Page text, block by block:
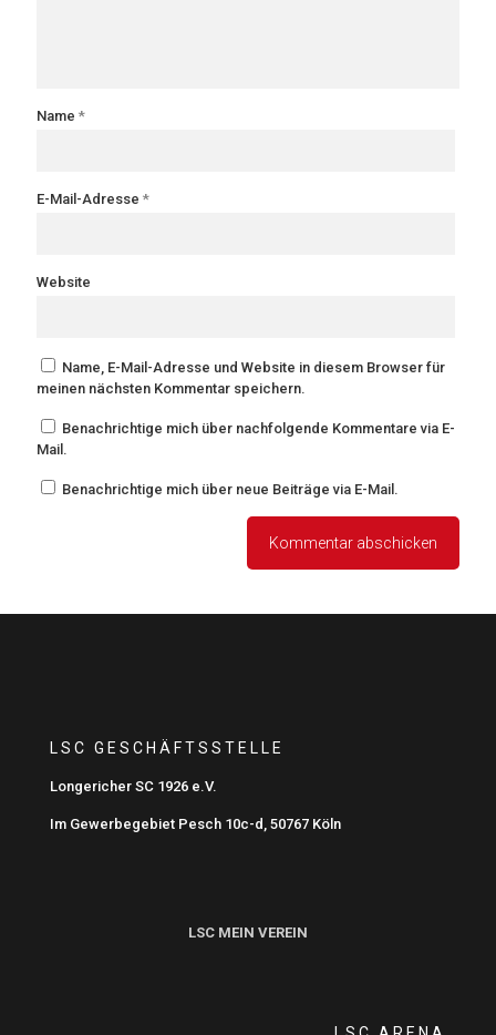
Name *
E-Mail-Adresse *
Website
Name, E-Mail-Adresse und Website in diesem Browser für
meinen nächsten Kommentar speichern.
Benachrichtige mich über nachfolgende Kommentare via E-
Mail.
Benachrichtige mich über neue Beiträge via E-Mail.
LSC GESCHÄFTSSTELLE
Longericher SC 1926 e.V.
Im Gewerbegebiet Pesch 10c-d, 50767 Köln
LSC MEIN VEREIN